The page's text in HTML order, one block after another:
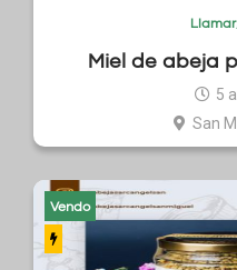
Miel de abeja
5
San
Vendo